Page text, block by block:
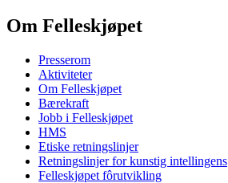
Om Felleskjøpet
Presserom
Aktiviteter
Om Felleskjøpet
Bærekraft
Jobb i Felleskjøpet
HMS
Etiske retningslinjer
Retningslinjer for kunstig intellingens
Felleskjøpet fôrutvikling